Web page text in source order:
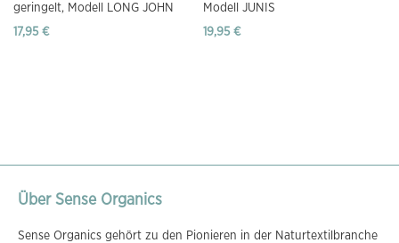
geringelt, Modell LONG JOHN
17,95 €
Modell JUNIS
19,95 €
Über Sense Organics
Sense Organics gehört zu den Pionieren in der Naturtextilbranche